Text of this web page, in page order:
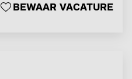
BEWAAR VACATURE